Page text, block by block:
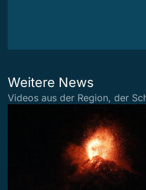
Weitere News
Videos aus der Region, der